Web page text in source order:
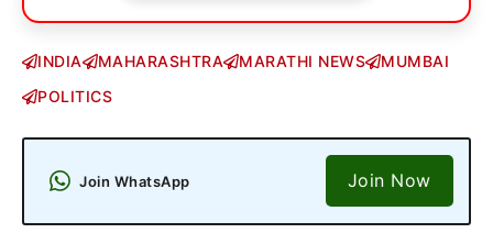
INDIA MAHARASHTRA MARATHI NEWS
MUMBAI
POLITICS
Join WhatsApp Join Now